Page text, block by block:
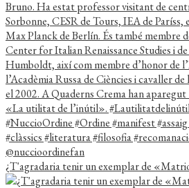
¿T'agradaria tenir un exemplar de